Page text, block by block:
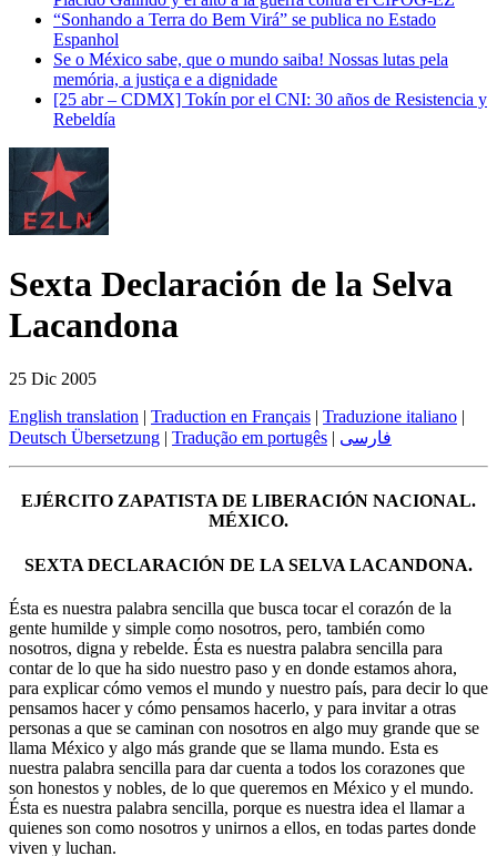
“Sonhando a Terra do Bem Virá” se publica no Estado
Espanhol
Se o México sabe, que o mundo saiba! Nossas lutas pela
memória, a justiça e a dignidade
[25 abr – CDMX] Tokín por el CNI: 30 años de Resistencia y
Rebeldía
Sexta Declaración de la Selva
Lacandona
25 Dic 2005
English translation | Traduction en Français | Traduzione italiano |
Deutsch Übersetzung | Tradução em portugês | فارسی
EJÉRCITO ZAPATISTA DE LIBERACIÓN NACIONAL.
MÉXICO.
SEXTA DECLARACIÓN DE LA SELVA LACANDONA.
Ésta es nuestra palabra sencilla que busca tocar el corazón de la
gente humilde y simple como nosotros, pero, también como
nosotros, digna y rebelde. Ésta es nuestra palabra sencilla para
contar de lo que ha sido nuestro paso y en donde estamos ahora,
para explicar cómo vemos el mundo y nuestro país, para decir lo que
pensamos hacer y cómo pensamos hacerlo, y para invitar a otras
personas a que se caminan con nosotros en algo muy grande que se
llama México y algo más grande que se llama mundo. Esta es
nuestra palabra sencilla para dar cuenta a todos los corazones que
son honestos y nobles, de lo que queremos en México y el mundo.
Ésta es nuestra palabra sencilla, porque es nuestra idea el llamar a
quienes son como nosotros y unirnos a ellos, en todas partes donde
viven y luchan.